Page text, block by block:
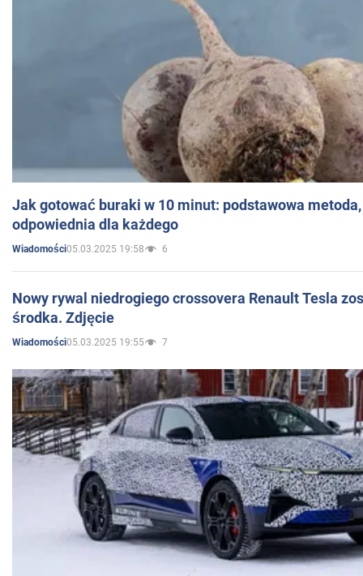
Jak gotować buraki w 10 minut: podstawowa
odpowiednia dla każdego
Wiadomości05.03.2025 19:58 6
Nowy rywal niedrogiego crossovera Renault Tesla
środka. Zdjęcie
Wiadomości05.03.2025 19:55 7